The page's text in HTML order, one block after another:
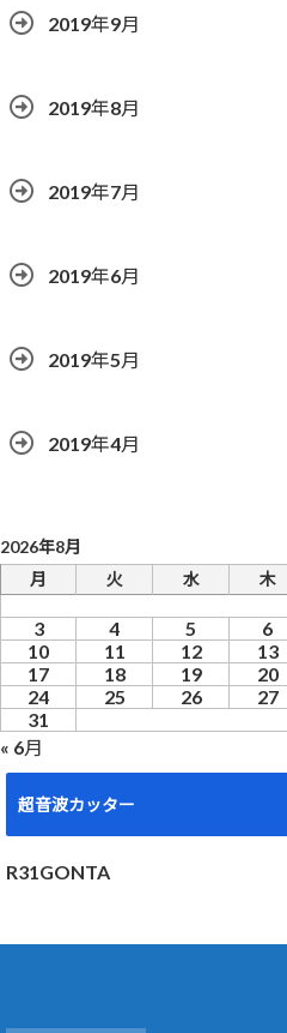
2019年9月
2019年8月
2019年7月
2019年6月
2019年5月
2019年4月
2026年8月
月
火 水 木
3
4 5 6
10
11 12 13
17
18 19 20
24
25 26 27
31
« 6月
超音波カッター
R31GONTA